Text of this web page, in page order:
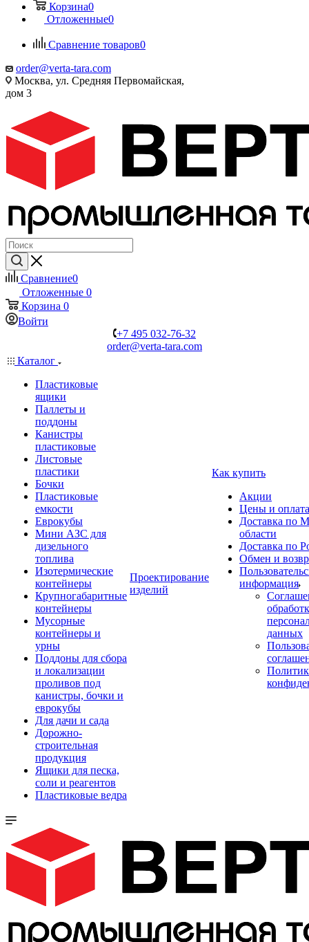
Корзина0
Отложенные0
Сравнение товаров0
order@verta-tara.com
Москва, ул. Средняя Первомайская,
дом 3
Сравнение0
Отложенные 0
Корзина 0
Войти
+7 495 032-76-32
order@verta-tara.com
Каталог
Пластиковые
ящики
Паллеты и
поддоны
Канистры
пластиковые
Листовые
пластики
Бочки
Пластиковые
емкости
Еврокубы
Мини АЗС для
дизельного
топлива
Изотермические
контейнеры
Крупногабаритные
контейнеры
Мусорные
контейнеры и
урны
Поддоны для сбора
и локализации
проливов под
канистры, бочки и
еврокубы
Для дачи и сада
Дорожно-
строительная
продукция
Ящики для песка,
соли и реагентов
Пластиковые ведра
Проектирование
изделий
Как купить
Акции
Цены и оплата
Доставка по
области
Доставка по
Обмен и
информация
данных